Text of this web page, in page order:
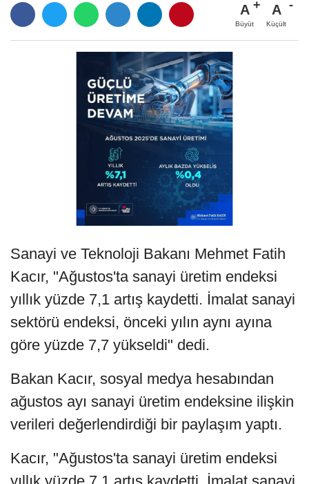
A
Büyüt
A
Küçült
Sanayi ve Teknoloji Bakanı Mehmet Fatih
Kacır, "Ağustos'ta sanayi üretim endeksi
yıllık yüzde 7,1 artış kaydetti. İmalat sanayi
sektörü endeksi, önceki yılın aynı ayına
göre yüzde 7,7 yükseldi" dedi.
Bakan Kacır, sosyal medya hesabından
ağustos ayı sanayi üretim endeksine ilişkin
verileri değerlendirdiği bir paylaşım yaptı.
Kacır, "Ağustos'ta sanayi üretim endeksi